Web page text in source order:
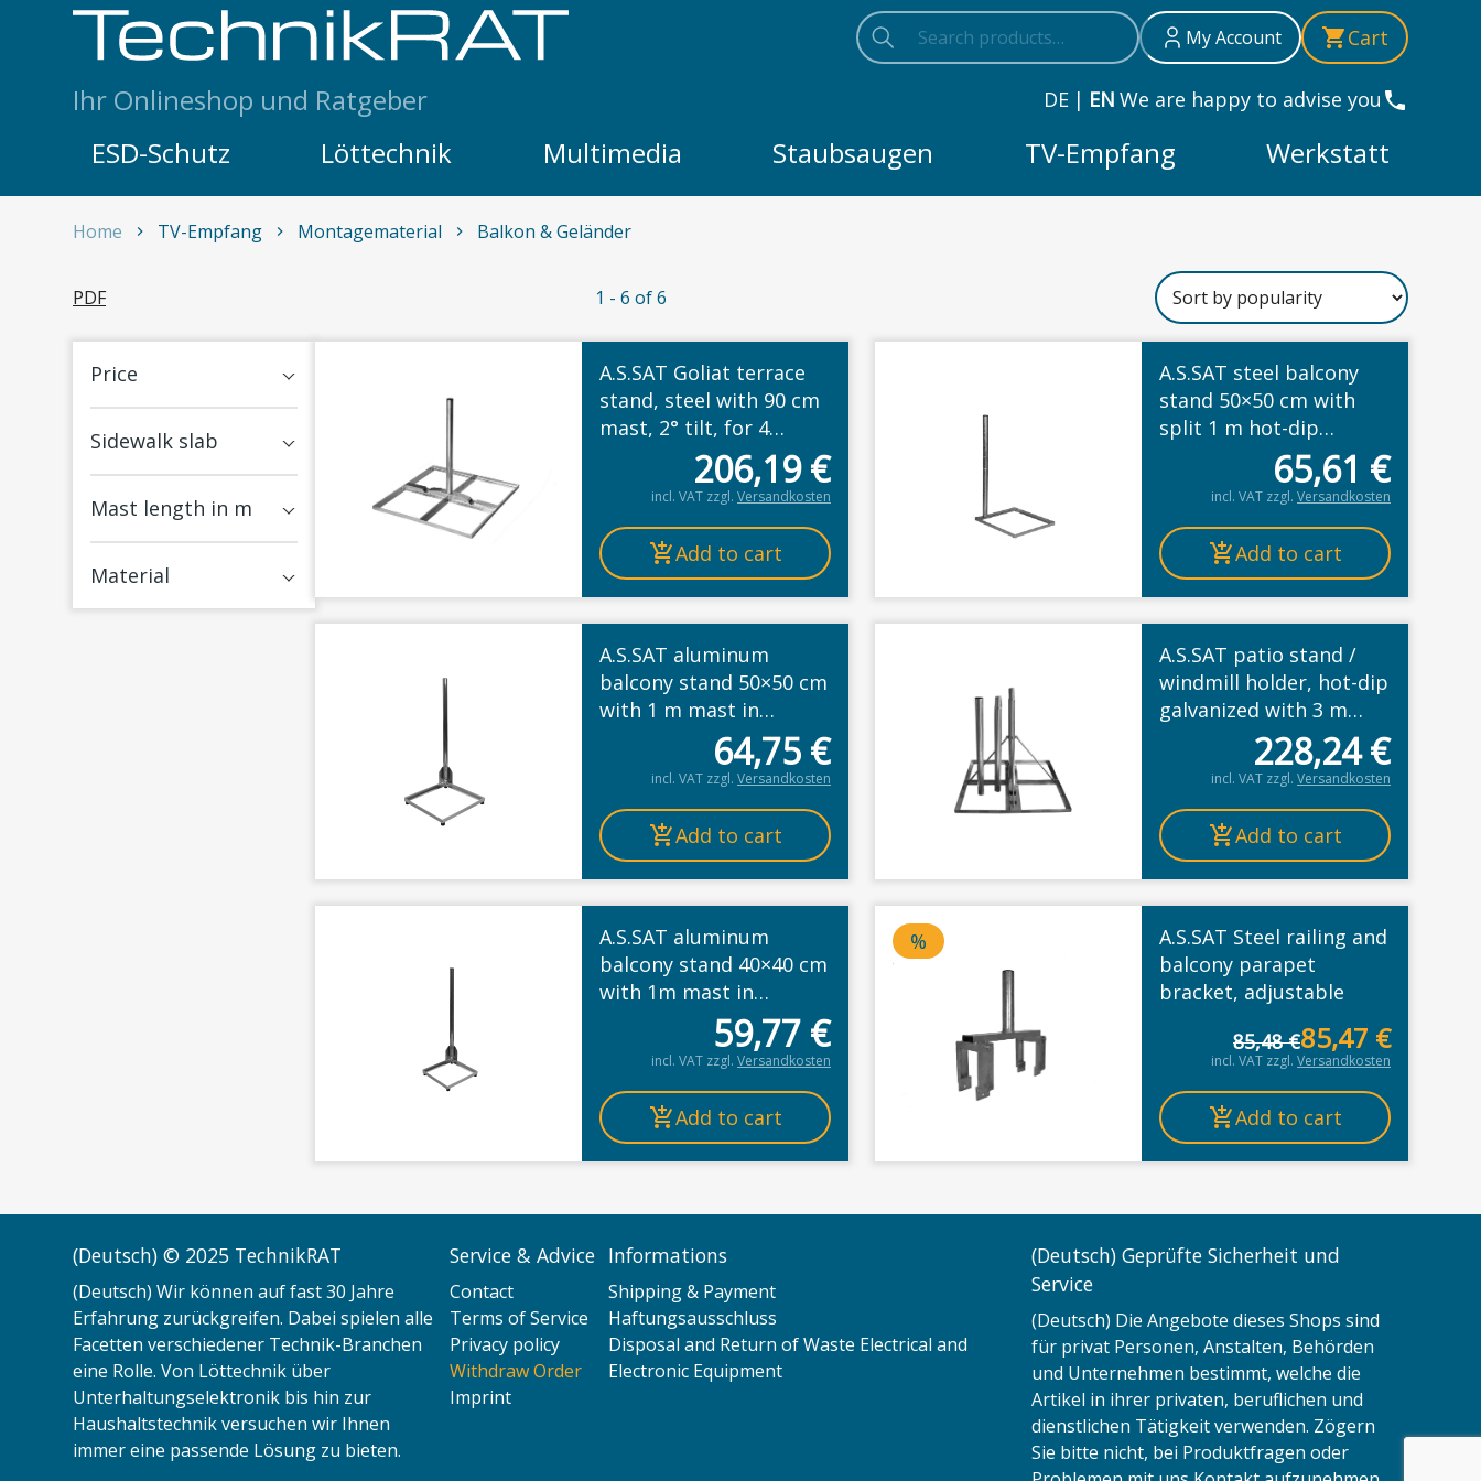
Skip to content
Search
Search
Search
My Account Cart
Ihr Onlineshop und Ratgeber DE | EN We are happy to advise you
ESD-Schutz Löttechnik Multimedia Staubsaugen TV-Empfang Werkstatt
Home TV-Empfang Montagematerial Balkon & Geländer
PDF 1 - 6 of 6
Price
Sidewalk slab
Mast length in m
Material
A.S.SAT Goliat terrace
stand, steel with 90 cm
mast, 2° tilt, for 4
concrete slabs 40 x 40
206,19€
incl. VAT zzgl. Versandkosten
Add to cart
A.S.SAT steel balcony
stand 50×50 cm with
split 1 m hot-dip
galvanized mast65,61 €
incl. VAT zzgl. Versandkosten
Add to cart
A.S.SAT aluminum
balcony stand 50×50 cm
with 1 m mast in
stainless steel look
64,75 €
incl. VAT zzgl. Versandkosten
Add to cart
A.S.SAT patio stand /
windmill holder, hot-dip
galvanized with 3 m
plug-in mast228,24€
incl. VAT zzgl. Versandkosten
Add to cart
A.S.SAT aluminum
balcony stand 40×40 cm
with 1m mast in
stainless steel look
59,77 €
incl. VAT zzgl. Versandkosten
Add to cart
%
Special product
A.S.SAT Steel railing and
balcony parapet
bracket, adjustable
85,48€85,47 €
incl. VAT zzgl. Versandkosten
Add to cart
(Deutsch) © 2025 TechnikRAT
(Deutsch) Wir können auf fast 30 Jahre
Erfahrung zurückgreifen. Dabei spielen alle
Facetten verschiedener Technik-Branchen
eine Rolle. Von Löttechnik über
Unterhaltungselektronik bis hin zur
Haushaltstechnik versuchen wir Ihnen
immer eine passende Lösung zu bieten.
Service & Advice
Contact
Terms of Service
Privacy policy
Withdraw Order
Imprint
Informations
Shipping & Payment
Haftungsausschluss
Disposal and Return of Waste Electrical and
Electronic Equipment
(Deutsch) Geprüfte Sicherheit und
Service
(Deutsch) Die Angebote dieses Shops sind
für privat Personen, Anstalten, Behörden
und Unternehmen bestimmt, welche die
Artikel in ihrer privaten, beruflichen und
dienstlichen Tätigkeit verwenden. Zögern
Sie bitte nicht, bei Produktfragen oder